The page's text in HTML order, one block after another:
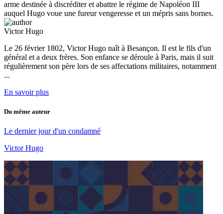
arme destinée à discréditer et abattre le régime de Napoléon III
auquel Hugo voue une fureur vengeresse et un mépris sans bornes.
Victor Hugo
Le 26 février 1802, Victor Hugo naît à Besançon. Il est le fils d'un
général et a deux frères. Son enfance se déroule à Paris, mais il suit
régulièrement son père lors de ses affectations militaires, notamment
...
En savoir plus
Du même auteur
Le dernier jour d'un condamné
Victor Hugo